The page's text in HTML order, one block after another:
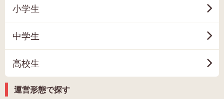
小学生
中学生
高校生
運営形態で探す